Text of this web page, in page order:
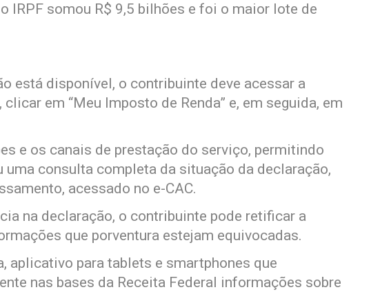
IRPF somou R$ 9,5 bilhões e foi o maior lote de
está disponível, o contribuinte deve acessar a
em “Meu Imposto de Renda” e, em seguida, em
e os canais de prestação do serviço, permitindo
consulta completa da situação da declaração,
acessado no e-CAC.
na declaração, o contribuinte pode retificar a
que porventura estejam equivocadas.
aplicativo para tablets e smartphones que
nas bases da Receita Federal informações sobre